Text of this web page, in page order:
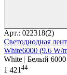
Арт.: 022318(2)
Светодиодная
White6000 (9.6 W/
White | Белый
1 421 44